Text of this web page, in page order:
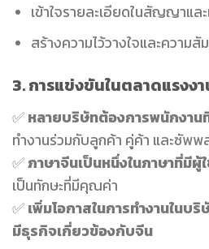
เข้าใจรายละเอียดในสัญญาแล
สร้างความไว้วางใจและความ
3. การแข่งขันในตลาดแรงง
✅หลายบริษัทต้องการพนักงาน
ทำงานร่วมกับลูกค้า คู่ค้า และซัพพ
✅ภาษาจีนเป็นหนึ่งในภาษาที่มีผู้
เป็นทักษะที่มีคุณค่า
✅เพิ่มโอกาสในการทำงานในบ
มีธุรกิจเกี่ยวข้องกับจีน